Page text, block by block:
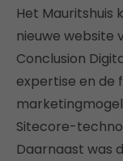
Het Mauritshuis
nieuwe website
Conclusion
expertise en de
Sitecore-
Daarnaast was